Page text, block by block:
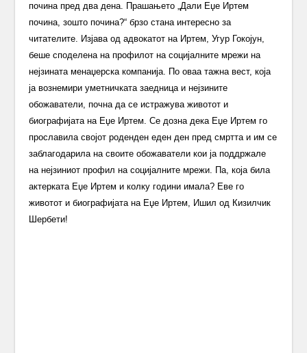
почина пред два дена. Прашањето „Дали Еџе Иртем
почина, зошто почина?“ брзо стана интересно за
читателите. Изјава од адвокатот на Иртем, Угур Гокојун,
беше споделена на профилот на социјалните мрежи на
нејзината менаџерска компанија. По оваа тажна вест, која
ја вознемири уметничката заедница и нејзините
обожаватели, почна да се истражува животот и
биографијата на Еџе Иртем. Се дозна дека Еџе Иртем го
прославила својот роденден еден ден пред смртта и им се
заблагодарила на своите обожаватели кои ја поддржале
на нејзиниот профил на социјалните мрежи. Па, која била
актерката Еџе Иртем и колку години имала? Еве го
животот и биографијата на Еџе Иртем, Ишил од Кизилчик
Шербети!